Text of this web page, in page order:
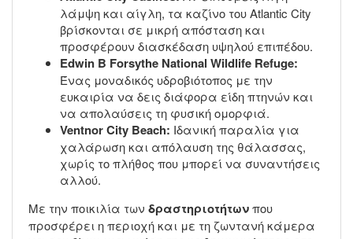
λάμψη και αίγλη, τα καζίνο του Atlantic City
βρίσκονται σε μικρή απόσταση και
προσφέρουν διασκέδαση υψηλού επιπέδου.
Edwin B Forsythe National Wildlife Refuge:
Ένας μοναδικός υδροβιότοπος με την
ευκαιρία να δεις διάφορα είδη πτηνών και
να απολαύσεις τη φυσική ομορφιά.
Ventnor City Beach: Ιδανική παραλία για
χαλάρωση και απόλαυση της θάλασσας,
χωρίς το πλήθος που μπορεί να συναντήσεις
αλλού.
Με την ποικιλία των δραστηριοτήτωνπου
προσφέρει η περιοχή και με τη ζωντανή κάμερα